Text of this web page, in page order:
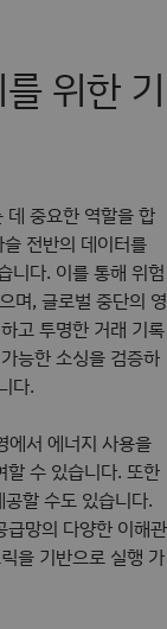
위한 기
데 중요한 역할을 합
전반의 데이터를
니다. 이를 통해 위험
며, 글로벌 중단의 영
고 투명한 거래 기록
능한 소싱을 검증하
다.
에서 에너지 사용을
할 수 있습니다. 또한
할 수도 있습니다.
급망의 다양한 이해관
을 기반으로 실행 가